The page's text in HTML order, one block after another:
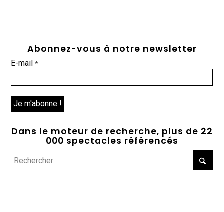
Abonnez-vous à notre newsletter
E-mail*
Dans le moteur de recherche, plus de 22
000 spectacles référencés